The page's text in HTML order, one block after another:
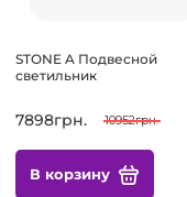
STONE A Подвесной
светильник
7898грн. 10952грн.
В корзину